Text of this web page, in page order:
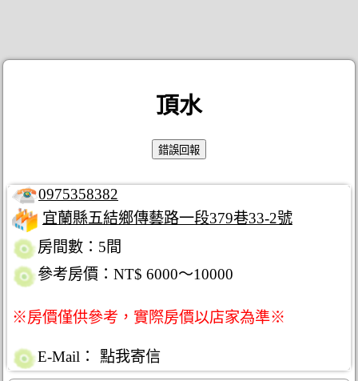
頂水
0975358382
宜蘭縣五結鄉傳藝路一段379巷33-2號
房間數：5間
參考房價：NT$ 6000～10000
※房價僅供參考，實際房價以店家為準※
E-Mail： 點我寄信